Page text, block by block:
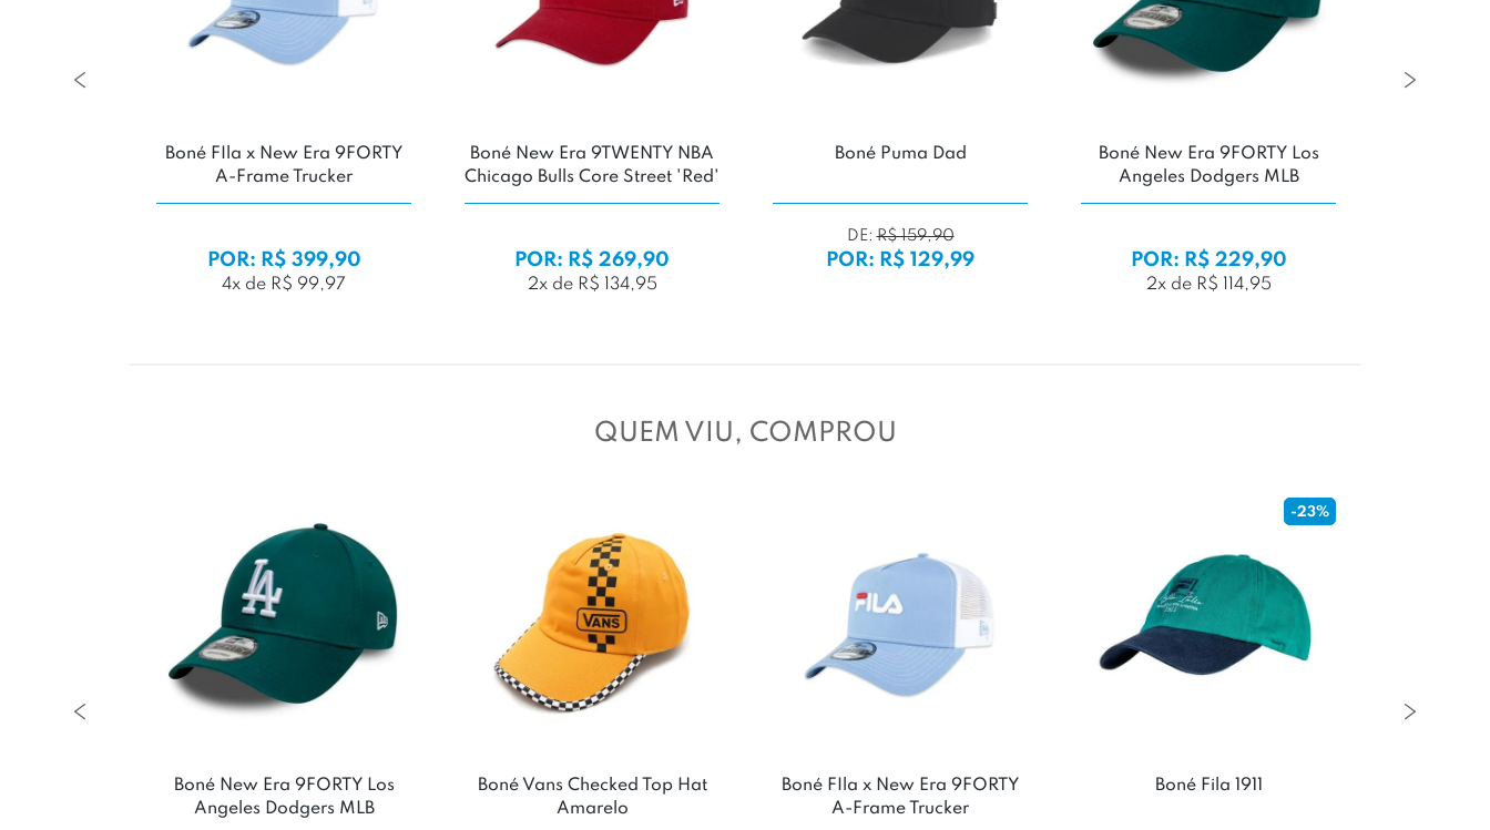
Boné FIla x New Era 9FORTY
A-Frame Trucker
POR: R$ 399,90
4x de R$ 99,97
Boné New Era 9TWENTY NBA
Chicago Bulls Core Street 'Red'
POR: R$ 269,90
2x de R$ 134,95
Boné Puma Dad
DE: R$ 159,90
POR: R$ 129,99
Boné New Era 9FORTY Los
Angeles Dodgers MLB
POR: R$ 229,90
2x de R$ 114,95
QUEM VIU, COMPROU
Boné New Era 9FORTY Los
Angeles Dodgers MLB
Boné Vans Checked Top Hat
Amarelo
Boné FIla x New Era 9FORTY
A-Frame Trucker
-23%
Boné Fila 1911